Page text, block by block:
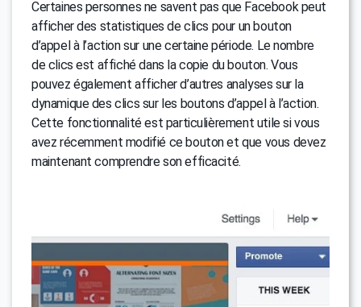
Certaines personnes ne savent pas que Facebook peut
afficher des statistiques de clics pour un bouton
d’appel à l’action sur une certaine période. Le nombre
de clics est affiché dans la copie du bouton. Vous
pouvez également afficher d’autres analyses sur la
dynamique des clics sur les boutons d’appel à l’action.
Cette fonctionnalité est particulièrement utile si vous
avez récemment modifié ce bouton et que vous devez
maintenant comprendre son efficacité.